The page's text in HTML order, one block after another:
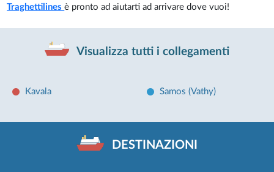
Traghettilinesè pronto ad aiutarti ad arrivare dove vuoi!
Visualizza tutti i collegamenti
Kavala Samos (Vathy)
DESTINAZIONI